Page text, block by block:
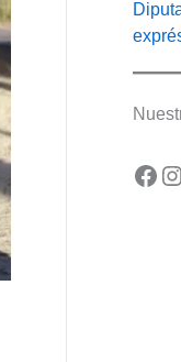
Facebook Instagram